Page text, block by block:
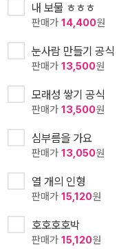
내 보물 ㅎㅎㅎ
판매가 14,400원
눈사람 만들기 공식
판매가 13,500원
모래성 쌓기 공식
판매가 13,500원
심부름을 가요
판매가 13,050원
열 개의 인형
판매가 15,120원
호호호호박
판매가 15,120원